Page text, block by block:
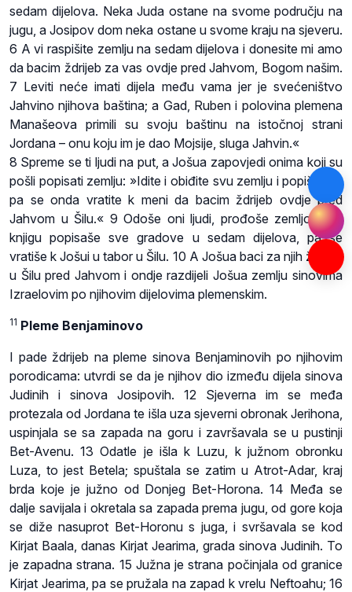
sedam dijelova. Neka Juda ostane na svome području na
jugu, a Josipov dom neka ostane u svome kraju na sjeveru.
6 A vi raspišite zemlju na sedam dijelova i donesite mi amo
da bacim ždrijeb za vas ovdje pred Jahvom, Bogom našim.
7 Leviti neće imati dijela među vama jer je svećeništvo
Jahvino njihova baština; a Gad, Ruben i polovina plemena
Manašeova primili su svoju baštinu na istočnoj strani
Jordana – onu koju im je dao Mojsije, sluga Jahvin.«
8 Spreme se ti ljudi na put, a Jošua zapovjedi onima koji su
pošli popisati zemlju: »Idite i obiđite svu zemlju i popišite je,
pa se onda vratite k meni da bacim ždrijeb ovdje pred
Jahvom u Šilu.« 9 Odoše oni ljudi, prođoše zemljom i u
knjigu popisaše sve gradove u sedam dijelova, pa se
vratiše k Jošui u tabor u Šilu. 10 A Jošua baci za njih ždrijeb
u Šilu pred Jahvom i ondje razdijeli Jošua zemlju sinovima
Izraelovim po njihovim dijelovima plemenskim.
11 Pleme Benjaminovo
I pade ždrijeb na pleme sinova Benjaminovih po njihovim
porodicama: utvrdi se da je njihov dio između dijela sinova
Judinih i sinova Josipovih. 12 Sjeverna im se međa
protezala od Jordana te išla uza sjeverni obronak Jerihona,
uspinjala se sa zapada na goru i završavala se u pustinji
Bet-Avenu. 13 Odatle je išla k Luzu, k južnom obronku
Luza, to jest Betela; spuštala se zatim u Atrot-Adar, kraj
brda koje je južno od Donjeg Bet-Horona. 14 Međa se
dalje savijala i okretala sa zapada prema jugu, od gore koja
se diže nasuprot Bet-Horonu s juga, i svršavala se kod
Kirjat Baala, danas Kirjat Jearima, grada sinova Judinih. To
je zapadna strana. 15 Južna je strana počinjala od granice
Kirjat Jearima, pa se pružala na zapad k vrelu Neftoahu; 16